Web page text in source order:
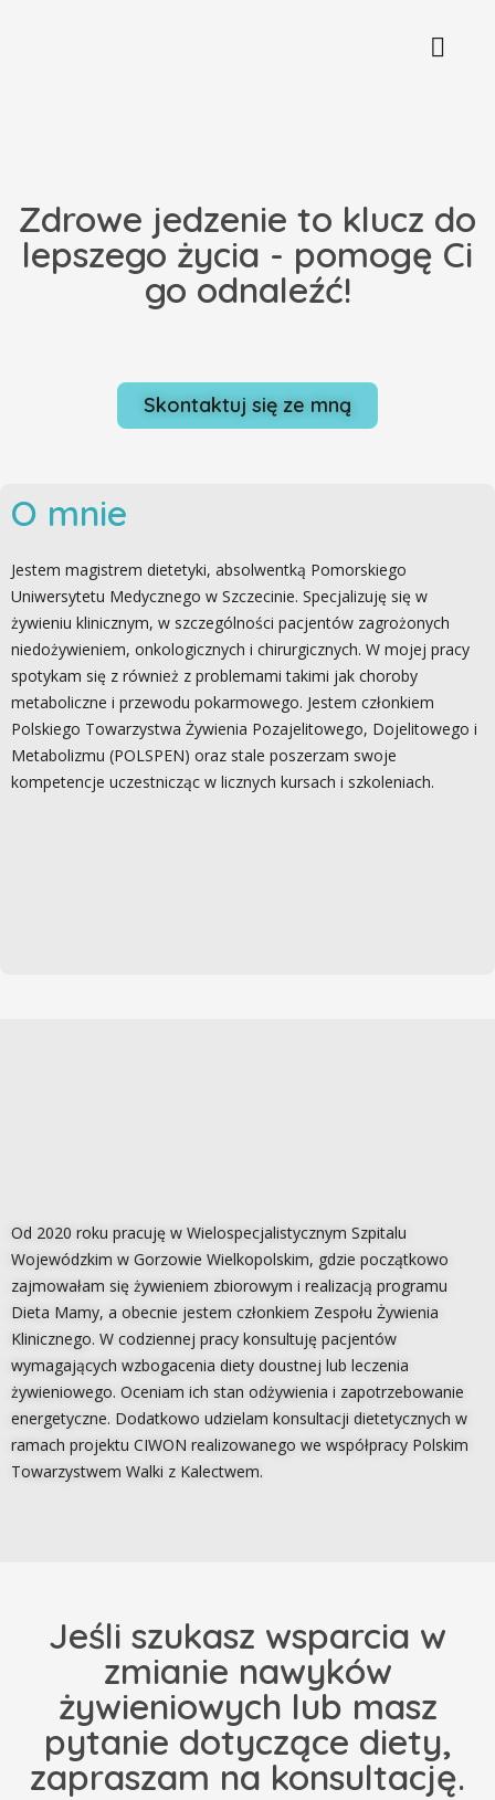
Zdrowe jedzenie to klucz do
lepszego życia - pomogę Ci
go odnaleźć!
Skontaktuj się ze mną
O mnie
Jestem magistrem dietetyki, absolwentką Pomorskiego
Uniwersytetu Medycznego w Szczecinie. Specjalizuję się w
żywieniu klinicznym, w szczególności pacjentów zagrożonych
niedożywieniem, onkologicznych i chirurgicznych. W mojej pracy
spotykam się z również z problemami takimi jak choroby
metaboliczne i przewodu pokarmowego. Jestem członkiem
Polskiego Towarzystwa Żywienia Pozajelitowego, Dojelitowego i
Metabolizmu (POLSPEN) oraz stale poszerzam swoje
kompetencje uczestnicząc w licznych kursach i szkoleniach.
Od 2020 roku pracuję w Wielospecjalistycznym Szpitalu
Wojewódzkim w Gorzowie Wielkopolskim, gdzie początkowo
zajmowałam się żywieniem zbiorowym i realizacją programu
Dieta Mamy, a obecnie jestem członkiem Zespołu Żywienia
Klinicznego. W codziennej pracy konsultuję pacjentów
wymagających wzbogacenia diety doustnej lub leczenia
żywieniowego. Oceniam ich stan odżywienia i zapotrzebowanie
energetyczne. Dodatkowo udzielam konsultacji dietetycznych w
ramach projektu CIWON realizowanego we współpracy Polskim
Towarzystwem Walki z Kalectwem.
Jeśli szukasz wsparcia w
zmianie nawyków
żywieniowych lub masz
pytanie dotyczące diety,
zapraszam na konsultację.